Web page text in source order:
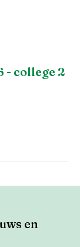
- college 2
en